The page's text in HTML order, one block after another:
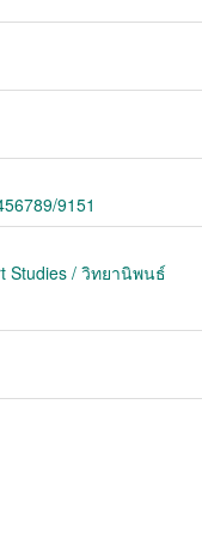
9151
Studies / วิทยานิพนธ์